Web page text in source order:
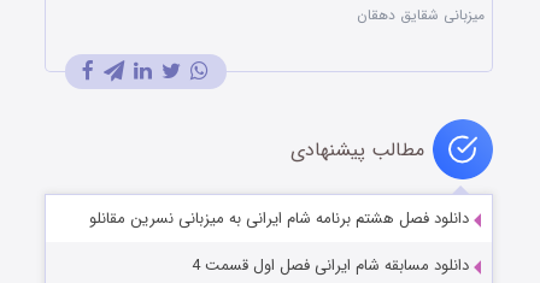
میزبانی شقایق دهقان
مطالب پیشنهادی
دانلود فصل هشتم برنامه شام ایرانی به میزبانی نسرین مقانلو
دانلود مسابقه شام ایرانی فصل اول قسمت 4